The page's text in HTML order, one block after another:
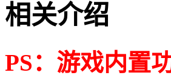
相关介绍
PS：游戏内置